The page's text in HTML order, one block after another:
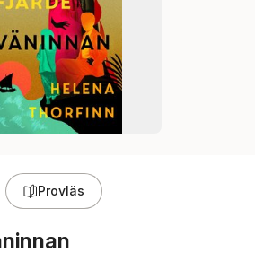
Provläs